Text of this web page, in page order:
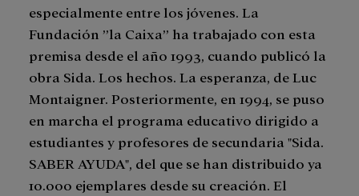
especialmente entre los jóvenes. La
Fundación ”la Caixa” ha trabajado con esta
premisa desde el año 1993, cuando publicó la
obra Sida. Los hechos. La esperanza, de Luc
Montaigner. Posteriormente, en 1994, se puso
en marcha el programa educativo dirigido a
estudiantes y profesores de secundaria "Sida.
SABER AYUDA", del que se han distribuido ya
10.000 ejemplares desde su creación. El